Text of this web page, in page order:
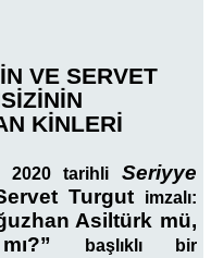
VE SERVET
KİNLERİ
2020 tarihli Seriyye
Turgut imzalı:
Asiltürk mü,
başlıklı bir